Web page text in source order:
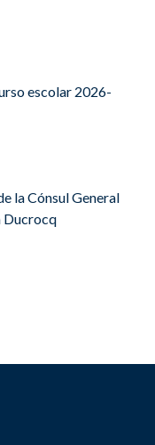
escolar 2026-
la Cónsul General
Ducrocq